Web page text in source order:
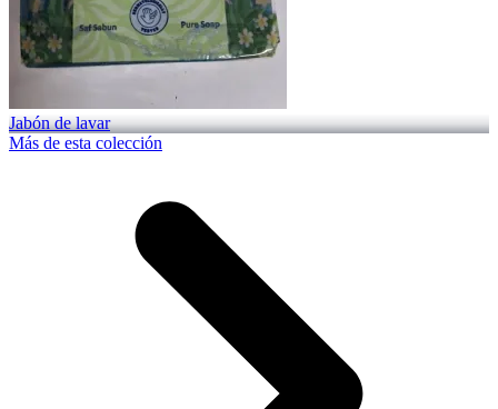
Jabón de lavar
Más de esta colección